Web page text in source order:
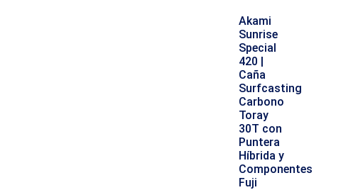
Akami
Sunrise
Special
420 |
Caña
Surfcasting
Carbono
Toray
30T con
Puntera
Híbrida y
Componentes
Fuji